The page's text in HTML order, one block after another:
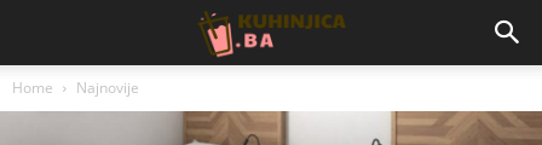
Home Najnovije